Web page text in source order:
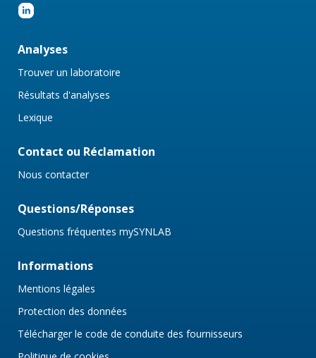
Analyses
Trouver un laboratoire
Résultats d'analyses
Lexique
Contact ou Réclamation
Nous contacter
Questions/Réponses
Questions fréquentes mySYNLAB
Informations
Mentions légales
Protection des données
Télécharger le code de conduite des fournisseurs